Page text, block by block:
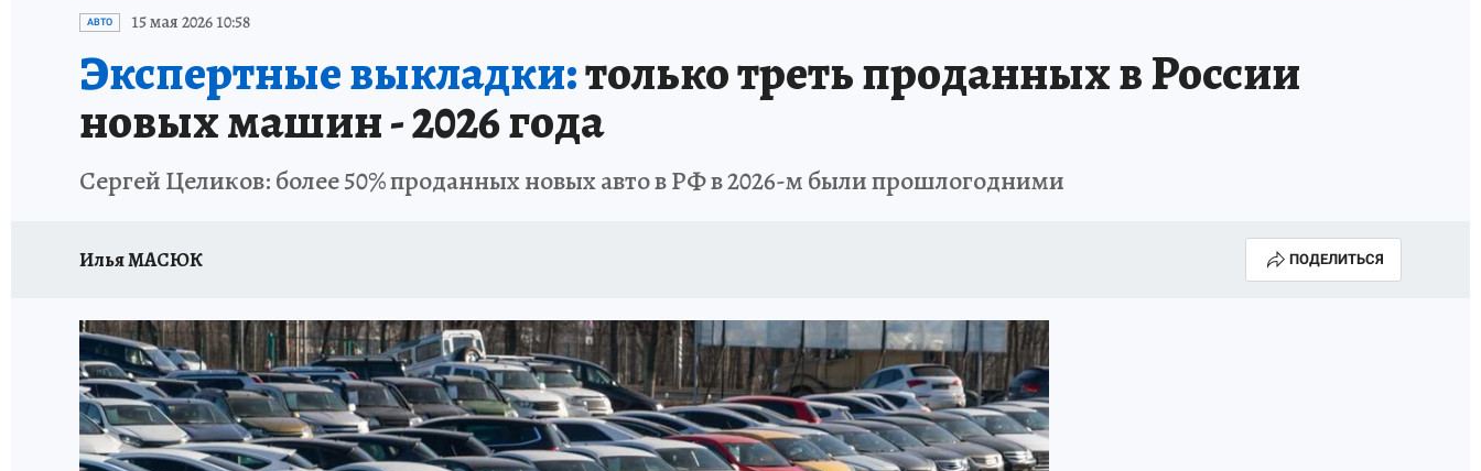
ИСПЫТАНО НА СЕБЕ
АВТО 15 мая 2026 10:58
Экспертные выкладки:только треть проданных в России
новых машин - 2026 года
Сергей Целиков: более 50% проданных новых авто в РФ в 2026-м были прошлогодними
Илья МАСЮК ПОДЕЛИТЬСЯ